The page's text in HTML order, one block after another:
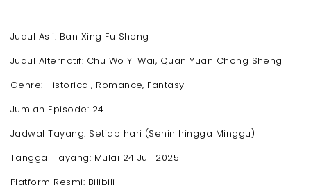
Judul Asli: Ban Xing Fu Sheng
Judul Alternatif: Chu Wo Yi Wai, Quan Yuan Chong Sheng
Genre: Historical, Romance, Fantasy
Jumlah Episode: 24
Jadwal Tayang: Setiap hari (Senin hingga Minggu)
Tanggal Tayang: Mulai 24 Juli 2025
Platform Resmi: Bilibili